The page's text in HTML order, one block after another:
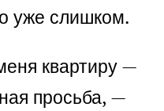
уже слишком.
квартиру —
просьба, —